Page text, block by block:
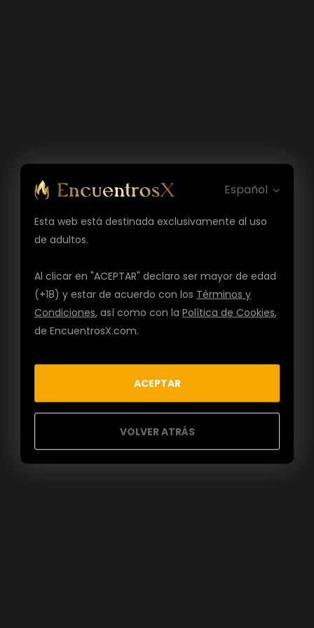
Español
Esta web está destinada exclusivamente al uso
de adultos.
Al clicar en "ACEPTAR" declaro ser mayor de edad
(+18) y estar de acuerdo con los Términos y
Condiciones, así como con laPolítica de Cookies,
de EncuentrosX.com.
ACEPTAR
VOLVER ATRÁS